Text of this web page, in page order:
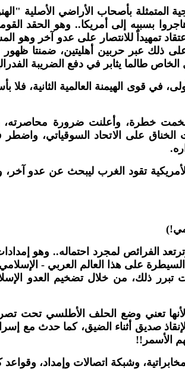
المتمثلة بأصحاب الأراضي الأصلية
بسببه إلى أمريكا.. وهو الحقد
تمهيداً للانتصار على عدو آخر وهو
ذلك عبر حربين أهليتين، ضمنتا
الخاص طالما يثابر في دفع الضريبة
في قوى الهيمنة العالمية الثانية،
خطرة، وأعلنت ضرورة محاصرته،
الخناق على الاتحاد السوقياتي،
.
تقود الغرب ليبحث عن عدو آخر،
!
)
الفرائص لمجرد احتماله.. وهو
السيطرة على هذا العالم العربي -
ذلك، من خلال تضخيم العدو
لأنها تعني وضع الحلف الأطلسي تحت
الأسمر !!
وشبكة اتصالات وإمداد،